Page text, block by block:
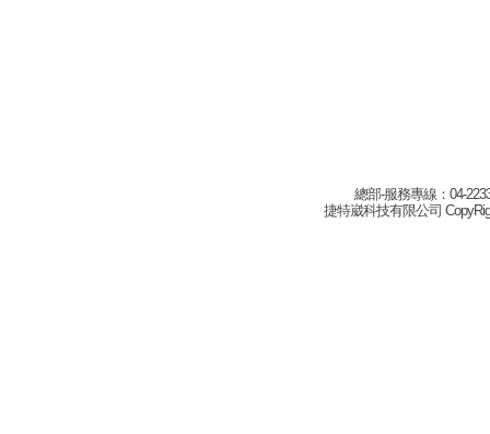
總部-服務專線：04-
捷特崴科技有限公司